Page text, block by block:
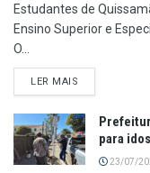
Estudantes de
Ensino Superior e
O...
LER MAIS
para
23/07/